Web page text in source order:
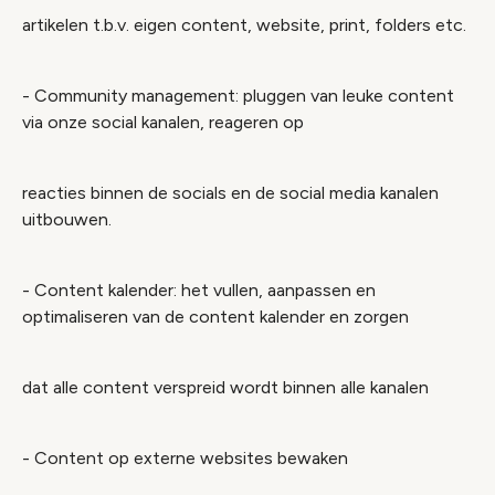
artikelen t.b.v. eigen content, website, print, folders etc.
- Community management: pluggen van leuke content
via onze social kanalen, reageren op
reacties binnen de socials en de social media kanalen
uitbouwen.
- Content kalender: het vullen, aanpassen en
optimaliseren van de content kalender en zorgen
dat alle content verspreid wordt binnen alle kanalen
- Content op externe websites bewaken